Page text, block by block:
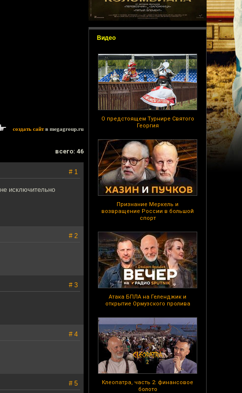
Видео
О предстоящем Турнире Святого
Георгия
Признание Меркель и
возвращение России в большой
спорт
Атака БПЛА на Геленджик и
открытие Ормузского пролива
Клеопатра, часть 2: финансовое
болото
создать сайтв megagroup.ru
всего: 46
# 1
исключительно
# 2
# 3
# 4
# 5